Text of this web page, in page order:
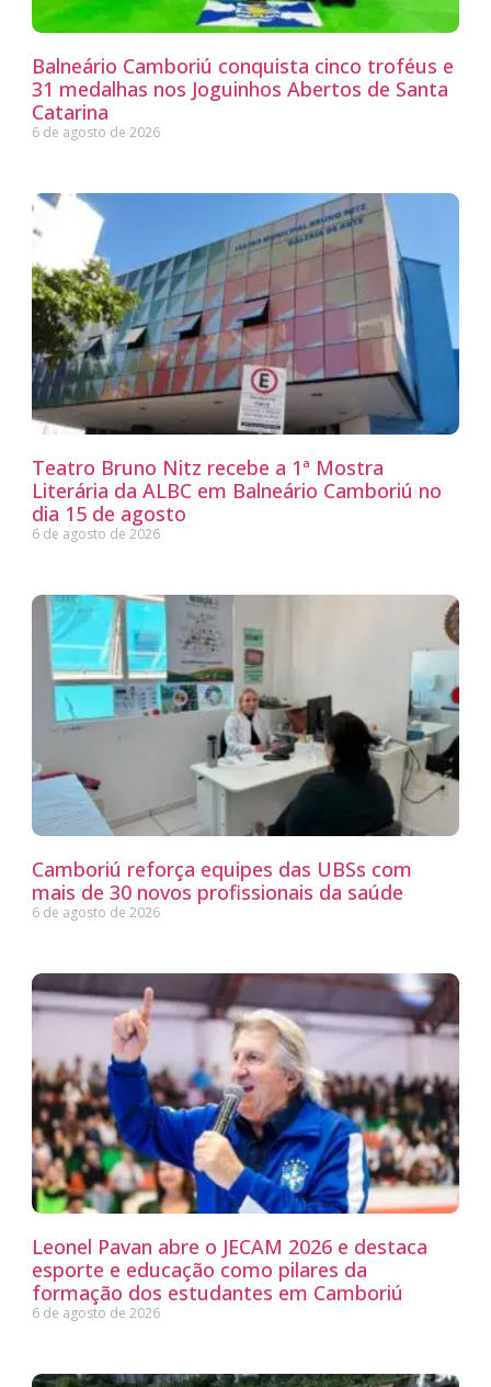
Balneário Camboriú conquista cinco troféus e
31 medalhas nos Joguinhos Abertos de Santa
Catarina
6 de agosto de 2026
Teatro Bruno Nitz recebe a 1ª Mostra
Literária da ALBC em Balneário Camboriú no
dia 15 de agosto
6 de agosto de 2026
Camboriú reforça equipes das UBSs com
mais de 30 novos profissionais da saúde
6 de agosto de 2026
Leonel Pavan abre o JECAM 2026 e destaca
esporte e educação como pilares da
formação dos estudantes em Camboriú
6 de agosto de 2026